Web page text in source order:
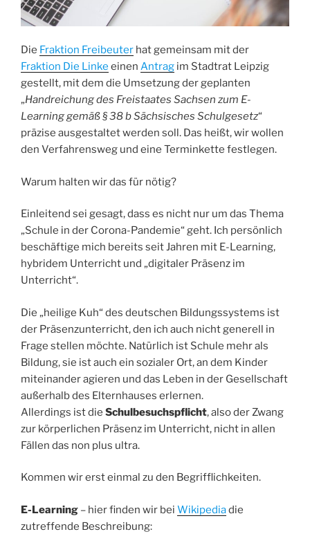
Die Fraktion Freibeuter hat gemeinsam mit der
Fraktion Die Linke einen Antrag im Stadtrat Leipzig
gestellt, mit dem die Umsetzung der geplanten
„Handreichung des Freistaates Sachsen zum E-
Learning gemäß § 38 b Sächsisches Schulgesetz“
präzise ausgestaltet werden soll. Das heißt, wir wollen
den Verfahrensweg und eine Terminkette festlegen.
Warum halten wir das für nötig?
Einleitend sei gesagt, dass es nicht nur um das Thema
„Schule in der Corona-Pandemie“ geht. Ich persönlich
beschäftige mich bereits seit Jahren mit E-Learning,
hybridem Unterricht und „digitaler Präsenz im
Unterricht“.
Die „heilige Kuh“ des deutschen Bildungssystems ist
der Präsenzunterricht, den ich auch nicht generell in
Frage stellen möchte. Natürlich ist Schule mehr als
Bildung, sie ist auch ein sozialer Ort, an dem Kinder
miteinander agieren und das Leben in der Gesellschaft
außerhalb des Elternhauses erlernen.
Allerdings ist die Schulbesuchspflicht, also der Zwang
zur körperlichen Präsenz im Unterricht, nicht in allen
Fällen das non plus ultra.
Kommen wir erst einmal zu den Begrifflichkeiten.
E-Learning – hier finden wir bei Wikipediadie
zutreffende Beschreibung: